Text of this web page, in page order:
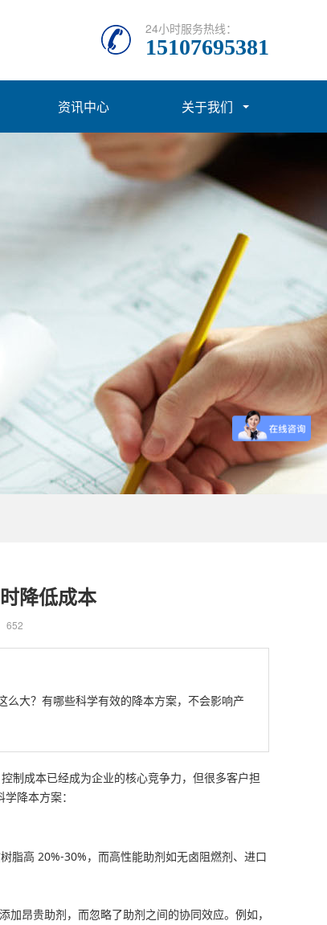
24小时服务热线：
15107695381
资讯中心 关于我们
降低成本
652
么大？有哪些科学有效的降本方案，不会影响产
制成本已经成为企业的核心竞争力，但很多客户担
降本方案：
脂高 20%-30%，而高性能助剂如无卤阻燃剂、进口
昂贵助剂，而忽略了助剂之间的协同效应。例如，